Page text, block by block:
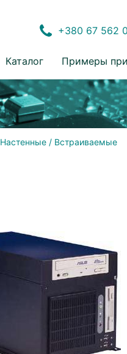
+380 67 562
Каталог Примеры
Настенные / Встраиваемые